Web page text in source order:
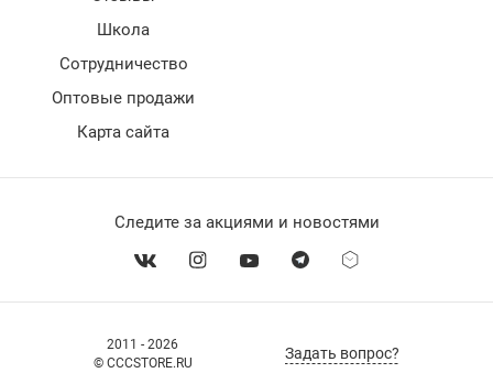
2011 - 2026
© CCCSTORE.RU
Задать вопрос?
Школа
Сотрудничество
Оптовые продажи
Карта сайта
Следите за акциями и новостями